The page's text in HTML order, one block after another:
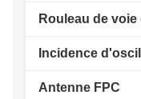
Rouleau de
Incidence
Antenne FPC